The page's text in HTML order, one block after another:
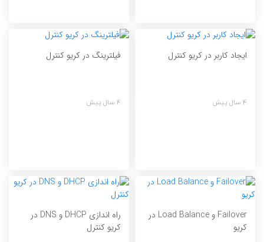
ایجاد کاربر در کریو کنترل
4 سال پیش
فیلترینگ در کریو کنترل
4 سال پیش
Failover و Load Balance در
کریو
راه اندازی DHCP و DNS در
کریو کنترل